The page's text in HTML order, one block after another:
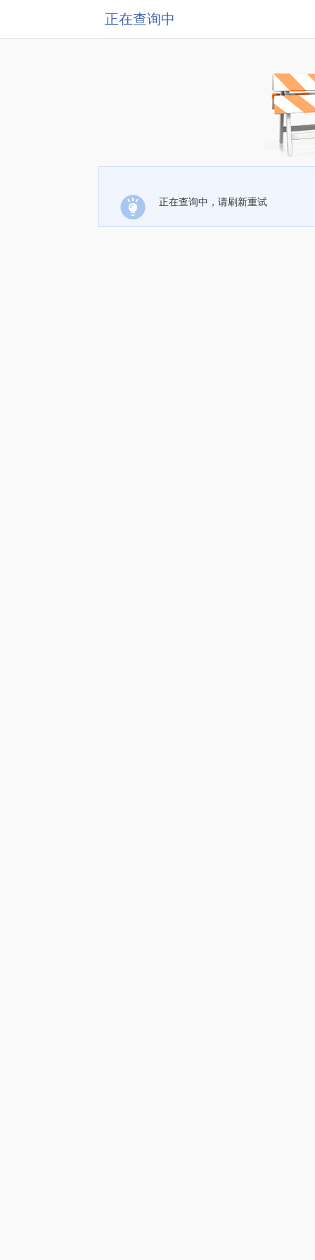
正在查询中
正在查询中，请刷新重试